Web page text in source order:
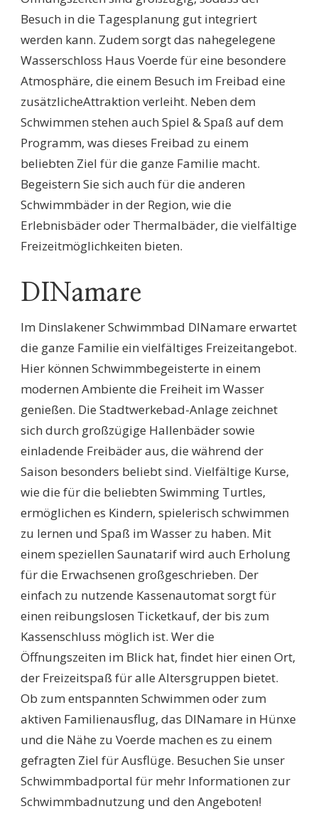
Besuch in die Tagesplanung gut integriert
werden kann. Zudem sorgt das nahegelegene
Wasserschloss Haus Voerde für eine besondere
Atmosphäre, die einem Besuch im Freibad eine
zusätzlicheAttraktion verleiht. Neben dem
Schwimmen stehen auch Spiel & Spaß auf dem
Programm, was dieses Freibad zu einem
beliebten Ziel für die ganze Familie macht.
Begeistern Sie sich auch für die anderen
Schwimmbäder in der Region, wie die
Erlebnisbäder oder Thermalbäder, die vielfältige
Freizeitmöglichkeiten bieten.
DINamare
Im Dinslakener Schwimmbad DINamare erwartet
die ganze Familie ein vielfältiges Freizeitangebot.
Hier können Schwimmbegeisterte in einem
modernen Ambiente die Freiheit im Wasser
genießen. Die Stadtwerkebad-Anlage zeichnet
sich durch großzügige Hallenbäder sowie
einladende Freibäder aus, die während der
Saison besonders beliebt sind. Vielfältige Kurse,
wie die für die beliebten Swimming Turtles,
ermöglichen es Kindern, spielerisch schwimmen
zu lernen und Spaß im Wasser zu haben. Mit
einem speziellen Saunatarif wird auch Erholung
für die Erwachsenen großgeschrieben. Der
einfach zu nutzende Kassenautomat sorgt für
einen reibungslosen Ticketkauf, der bis zum
Kassenschluss möglich ist. Wer die
Öffnungszeiten im Blick hat, findet hier einen Ort,
der Freizeitspaß für alle Altersgruppen bietet.
Ob zum entspannten Schwimmen oder zum
aktiven Familienausflug, das DINamare in Hünxe
und die Nähe zu Voerde machen es zu einem
gefragten Ziel für Ausflüge. Besuchen Sie unser
Schwimmbadportal für mehr Informationen zur
Schwimmbadnutzung und den Angeboten!